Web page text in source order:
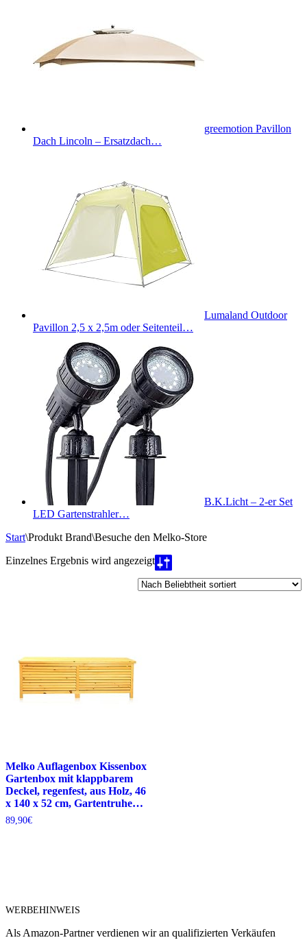
greemotion Pavillon
Dach Lincoln – Ersatzdach…
Lumaland Outdoor
Pavillon 2,5 x 2,5m oder Seitenteil…
B.K.Licht – 2-er Set
LED Gartenstrahler…
Start\Produkt Brand\Besuche den Melko-Store
Einzelnes Ergebnis wird angezeigt
Melko Auflagenbox Kissenbox
Gartenbox mit klappbarem
Deckel, regenfest, aus Holz, 46
x 140 x 52 cm, Gartentruhe…
89,90€
WERBEHINWEIS
Als Amazon-Partner verdienen wir an qualifizierten Verkäufen